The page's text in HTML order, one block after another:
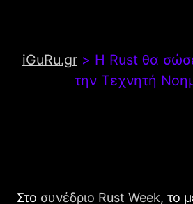
iGuRu.gr > Η Rust θα
την Τεχνητή
Στο συνέδριο Rust Week, το